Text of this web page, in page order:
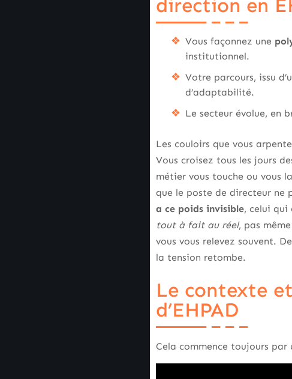
direction en
Vous façonnez une
institutionnel.
Votre parcours, issu
d’adaptabilité.
Le secteur évolue, en
Les couloirs que vous
Vous croisez tous les jours
métier vous touche ou vous
que le poste de directeur ne
a ce poids invisible, celui qui
tout à fait au réel, pas
vous vous relevez souvent.
la tension retombe.
Le contexte
d’EHPAD
Cela commence toujours par